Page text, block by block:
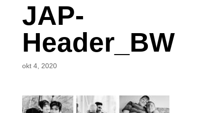
JAP-
Header_BW
okt 4, 2020